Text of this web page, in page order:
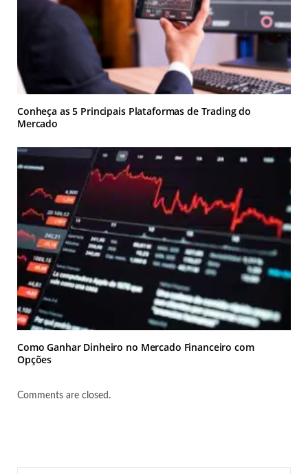
Conheça as 5 Principais Plataformas de Trading do
Mercado
Como Ganhar Dinheiro no Mercado Financeiro com
Opções
Comments are closed.